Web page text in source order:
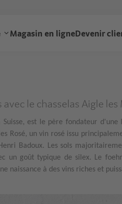
Magasin en ligneDevenir
le chasselas Aigle les
est le père fondateur
Rosé, un vin rosé issu
Badoux. Les sols
un goût typique de silex. Le
naissance à des vins riches et